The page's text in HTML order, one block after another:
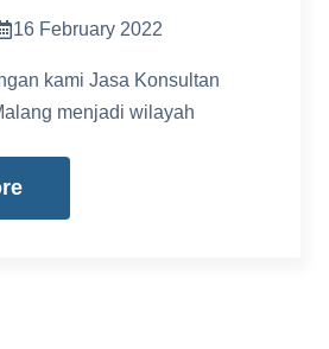
16 February 2022
kami Jasa Konsultan
menjadi wilayah